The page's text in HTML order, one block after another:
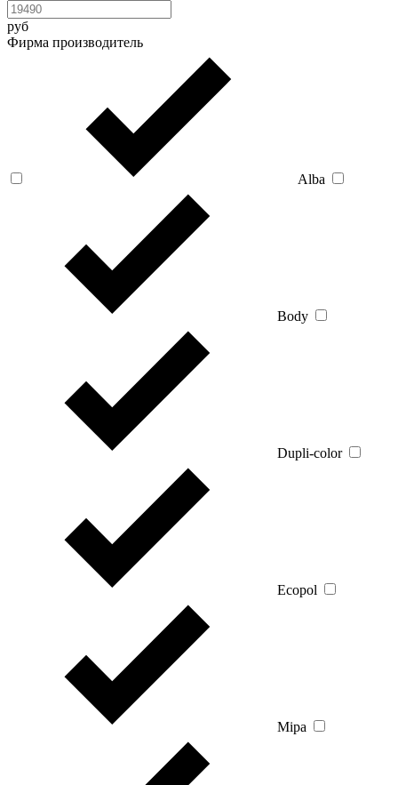
руб
Фирма производитель
Alba
Body
Dupli-color
Ecopol
Mipa